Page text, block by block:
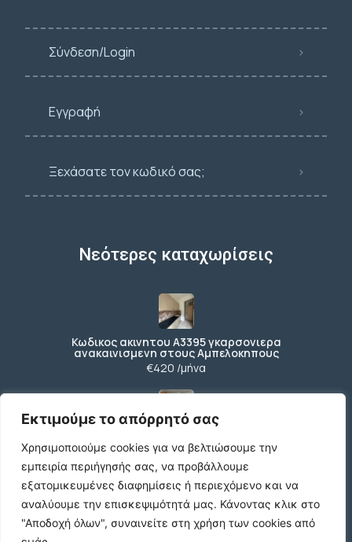
Εκτιμούμε το απόρρητό σας
Χρησιμοποιούμε cookies για να βελτιώσουμε την
εμπειρία περιήγησής σας, να προβάλλουμε
εξατομικευμένες διαφημίσεις ή περιεχόμενο και να
αναλύουμε την επισκεψιμότητά μας. Κάνοντας κλικ στο
"Αποδοχή όλων", συναινείτε στη χρήση των cookies από
Σύνδεση/Login
Εγγραφή
Ξεχάσατε τον κωδικό σας;
Νεότερες καταχωρίσεις
Κωδικος ακινητου Α3395 γκαρσονιερα
ανακαινισμενη στους Αμπελοκηπους
€420 /μήνα
Αμπελοκηπους
€550 /μήνα
Κωδικος ακινητου 21490 διαμερισμα στην